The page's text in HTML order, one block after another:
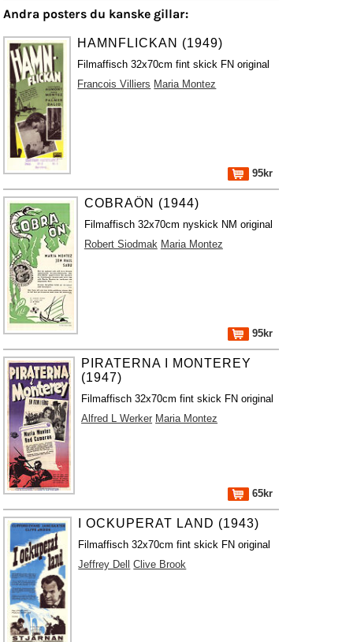
Andra posters du kanske gillar:
HAMNFLICKAN (1949)
Filmaffisch 32x70cm fint skick FN original
Francois Villiers Maria Montez
95kr
COBRAÖN (1944)
Filmaffisch 32x70cm nyskick NM original
Robert Siodmak Maria Montez
95kr
PIRATERNA I MONTEREY
(1947)
Filmaffisch 32x70cm fint skick FN original
Alfred L Werker Maria Montez
65kr
I OCKUPERAT LAND (1943)
Filmaffisch 32x70cm fint skick FN original
Jeffrey Dell
Clive Brook